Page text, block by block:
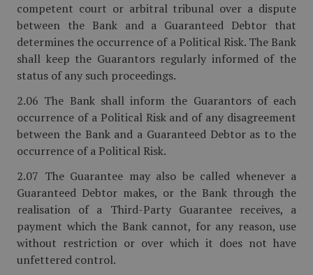
competent court or arbitral tribunal over a dispute
between the Bank and a Guaranteed Debtor that
determines the occurrence of a Political Risk. The Bank
shall keep the Guarantors regularly informed of the
status of any such proceedings.
2.06 The Bank shall inform the Guarantors of each
occurrence of a Political Risk and of any disagreement
between the Bank and a Guaranteed Debtor as to the
occurrence of a Political Risk.
2.07 The Guarantee may also be called whenever a
Guaranteed Debtor makes, or the Bank through the
realisation of a Third-Party Guarantee receives, a
payment which the Bank cannot, for any reason, use
without restriction or over which it does not have
unfettered control.